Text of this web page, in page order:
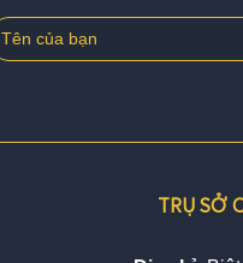
TRỤ SỞ